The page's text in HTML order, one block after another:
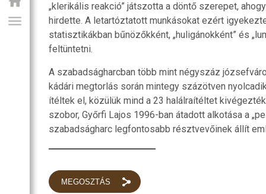
„klerikális reakció” játszotta a döntő szerepet,
hirdette. A letartóztatott munkásokat ezért
statisztikákban bűnözőkként, „huligánokként” és
feltüntetni.
A szabadságharcban több mint négyszáz
kádári megtorlás során mintegy százötven
ítéltek el, közülük mind a 23 halálraítéltet
szobor, Győrfi Lajos 1996-ban átadott alkotása a
szabadságharc legfontosabb résztvevőinek állít
MEGOSZTÁS